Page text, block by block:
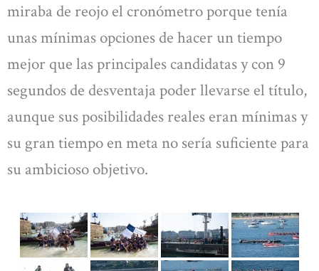
miraba de reojo el cronómetro porque tenía
unas mínimas opciones de hacer un tiempo
mejor que las principales candidatas y con 9
segundos de desventaja poder llevarse el título,
aunque sus posibilidades reales eran mínimas y
su gran tiempo en meta no sería suficiente para
su ambicioso objetivo.